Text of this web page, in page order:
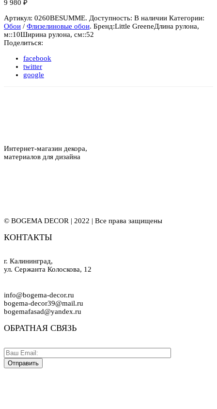
9 980 ₽
Артикул: 0260BESUMME. Доступность: В наличии Категории:
Обои / Флизелиновые обои. Бренд:Little GreeneДлина рулона,
м::10Ширина рулона, см::52
Поделиться:
facebook
twitter
google
Интернет-магазин декора,
материалов для дизайна
© BOGEMA DECOR | 2022 | Все права защищены
КОНТАКТЫ
г. Калининград,
ул. Сержанта Колоскова, 12
info@bogema-decor.ru
bogema-decor39@mail.ru
bogemafasad@yandex.ru
ОБРАТНАЯ СВЯЗЬ